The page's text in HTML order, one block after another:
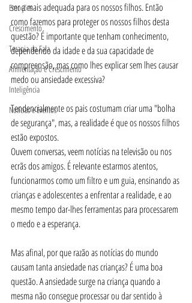
Emoções
Crescimento
Terapia da Fala
Alimentação e Crescimento
Inteligência
Notícias e Eventos
ser a mais adequada para os nossos filhos. Então
como fazemos para proteger os nossos filhos desta
questão? É importante que tenham conhecimento,
dependendo da idade e da sua capacidade de
compreensão, mas como lhes explicar sem lhes causar
medo ou ansiedade excessiva?
Tendencialmente os pais costumam criar uma "bolha
de segurança", mas, a realidade é que os nossos filhos
estão expostos.
Ouvem conversas, veem notícias na televisão ou nos
ecrãs dos amigos. É relevante estarmos atentos,
funcionarmos como um filtro e um guia, ensinando as
crianças e adolescentes a enfrentar a realidade, e ao
mesmo tempo dar-lhes ferramentas para processarem
o medo e a esperança.
Mas afinal, por que razão as notícias do mundo
causam tanta ansiedade nas crianças? É uma boa
questão. A ansiedade surge na criança quando a
mesma não consegue processar ou dar sentido à